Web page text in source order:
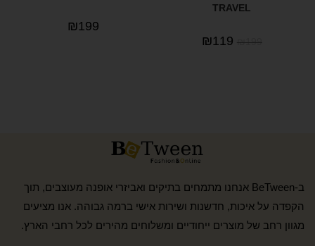
TRAVEL
₪199
₪119
₪199
ב-BeTween אנחנו מתמחים בתיקים ואביזרי אופנה מעוצבים, תוך
הקפדה על איכות, חדשנות ושירות אישי ברמה גבוהה. אנו מציעים
מגוון רחב של מוצרים ייחודיים ומשלוחים מהירים לכל רחבי הארץ.